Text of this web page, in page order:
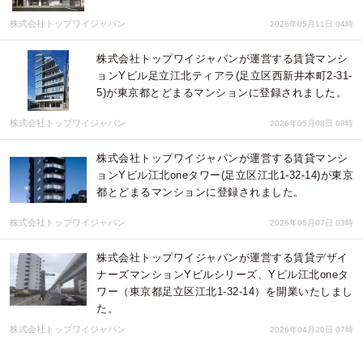
株式会社トップワイジャパン 2026年05月11日 04時
株式会社トップワイジャパンが運営する賃貸マンシ
ョンYビル足立江北ティアラ(足立区西新井本町2-31-
5)が東京都とどまるマンションに登録されました。
株式会社トップワイジャパン 2026年05月08日 08時
株式会社トップワイジャパンが運営する賃貸マンシ
ョンYビル江北oneタワー(足立区江北1-32-14)が東京
都とどまるマンションに登録されました。
株式会社トップワイジャパン 2026年05月07日 03時
株式会社トップワイジャパンが運営する賃貸デザイ
ナーズマンションYビルシリーズ、Yビル江北oneタ
ワー（東京都足立区江北1-32-14）を開業いたしまし
た。
株式会社トップワイジャパン 2026年04月20日 07時